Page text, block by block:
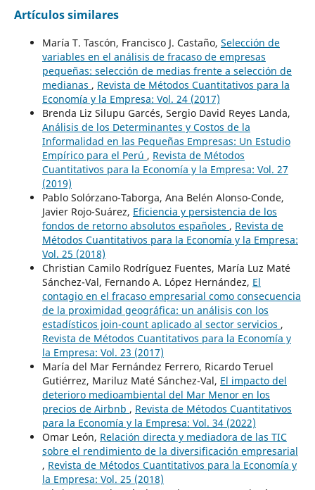
Artículos similares
María T. Tascón, Francisco J. Castaño, Selección de
variables en el análisis de fracaso de empresas
pequeñas: selección de medias frente a selección de
medianas , Revista de Métodos Cuantitativos para la
Economía y la Empresa: Vol. 24 (2017)
Brenda Liz Silupu Garcés, Sergio David Reyes Landa,
Análisis de los Determinantes y Costos de la
Informalidad en las Pequeñas Empresas: Un Estudio
Empírico para el Perú , Revista de Métodos
Cuantitativos para la Economía y la Empresa: Vol. 27
(2019)
Pablo Solórzano-Taborga, Ana Belén Alonso-Conde,
Javier Rojo-Suárez, Eficiencia y persistencia de los
fondos de retorno absolutos españoles , Revista de
Métodos Cuantitativos para la Economía y la Empresa:
Vol. 25 (2018)
Christian Camilo Rodríguez Fuentes, María Luz Maté
Sánchez-Val, Fernando A. López Hernández, El
contagio en el fracaso empresarial como consecuencia
de la proximidad geográfica: un análisis con los
estadísticos join-count aplicado al sector servicios ,
Revista de Métodos Cuantitativos para la Economía y
la Empresa: Vol. 23 (2017)
María del Mar Fernández Ferrero, Ricardo Teruel
Gutiérrez, Mariluz Maté Sánchez-Val, El impacto del
deterioro medioambiental del Mar Menor en los
precios de Airbnb , Revista de Métodos Cuantitativos
para la Economía y la Empresa: Vol. 34 (2022)
Omar León, Relación directa y mediadora de las TIC
sobre el rendimiento de la diversificación empresarial
, Revista de Métodos Cuantitativos para la Economía y
la Empresa: Vol. 25 (2018)